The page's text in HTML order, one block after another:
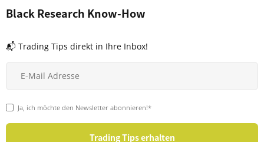
Black Research Know-How
📬 Trading Tips direkt in Ihre Inbox!
Ja, ich möchte den Newsletter abonnieren!*